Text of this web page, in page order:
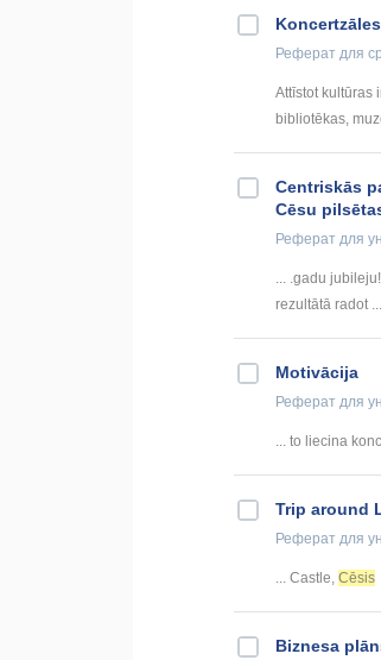
Реферат для
Attīstot kultūras
bibliotēkas,
Centriskās
Cēsu
Реферат для
... .gadu
rezultātā radot
Motivācija
Реферат для
... to liecina
Trip around
Реферат для
... Castle, Cēsis
Biznesa